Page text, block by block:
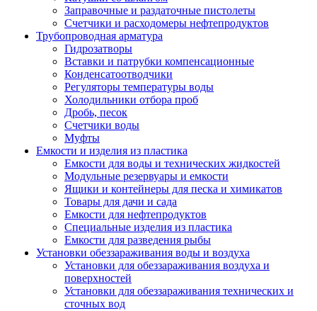
Заправочные и раздаточные пистолеты
Счетчики и расходомеры нефтепродуктов
Трубопроводная арматура
Гидрозатворы
Вставки и патрубки компенсационные
Конденсатоотводчики
Регуляторы температуры воды
Холодильники отбора проб
Дробь, песок
Счетчики воды
Муфты
Емкости и изделия из пластика
Емкости для воды и технических жидкостей
Модульные резервуары и емкости
Ящики и контейнеры для песка и химикатов
Товары для дачи и сада
Емкости для нефтепродуктов
Специальные изделия из пластика
Емкости для разведения рыбы
Установки обеззараживания воды и воздуха
Установки для обеззараживания воздуха и
поверхностей
Установки для обеззараживания технических и
сточных вод